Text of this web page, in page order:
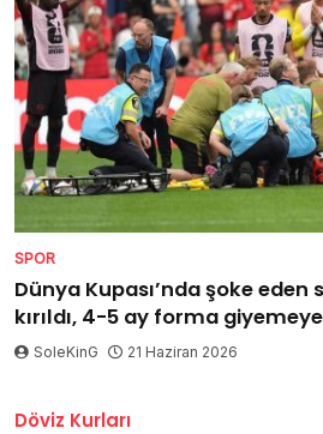
SPOR
Dünya Kupası’nda şoke eden
kırıldı, 4-5 ay forma
SoleKinG 21 Haziran 2026
Döviz Kurları